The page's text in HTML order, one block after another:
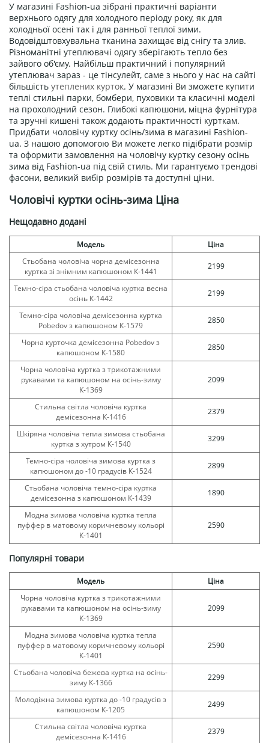
У магазині Fashion-ua зібрані практичні варіанти
верхнього одягу для холодного періоду року, як для
холодньої осені так і для ранньої теплої зими.
Водовідштовхувальна тканина захищає від снігу та злив.
Різноманітні утеплювачі одягу зберігають тепло без
зайвого об'єму. Найбільш практичний і популярний
утеплювач зараз - це тінсулейт, саме з нього у нас на сайті
більшість утеплених курток. У магазині Ви зможете купити
теплі стильні парки, бомбери, пуховики та класичні моделі
на прохолодний сезон. Глибокі капюшони, міцна фурнітура
та зручні кишені також додають практичності курткам.
Придбати чоловічу куртку осінь/зима в магазині Fashion-
ua. З нашою допомогою Ви можете легко підібрати розмір
та оформити замовлення на чоловічу куртку сезону осінь
зима від Fashion-ua під свій стиль. Ми гарантуємо трендові
фасони, великий вибір розмірів та доступні ціни.
Чоловічі куртки осінь-зима Ціна
Нещодавно додані
Модель
Ціна
Стьобана чоловіча чорна демісезонна
куртка зі знімним капюшоном К-1441
2199
Темно-сіра стьобана чоловіча куртка весна
осінь К-1442
2199
Темно-сіра чоловіча демісезонна куртка
Pobedov з капюшоном К-1579
2850
Чорна курточка демісезонна Pobedov з
капюшоном К-1580
2850
Чорна чоловіча куртка з трикотажними
рукавами та капюшоном на осінь-зиму
К-1369
2099
Стильна світла чоловіча куртка
демісезонна К-1416
2379
Шкіряна чоловіча тепла зимова стьобана
куртка з хутром К-1540
3299
Темно-сіра чоловіча зимова куртка з
капюшоном до -10 градусів К-1524
2899
Стьобана чоловіча темно-сіра куртка
демісезонна з капюшоном К-1439
1890
Модна зимова чоловіча куртка тепла
пуффер в матовому коричневому кольорі
К-1401
2590
Популярні товари
Модель
Ціна
Чорна чоловіча куртка з трикотажними
рукавами та капюшоном на осінь-зиму
К-1369
2099
Модна зимова чоловіча куртка тепла
пуффер в матовому коричневому кольорі
К-1401
2590
Стьобана чоловіча бежева куртка на осінь-
зиму К-1366
2299
Молодіжна зимова куртка до -10 градусів з
капюшоном К-1205
2499
Стильна світла чоловіча куртка
демісезонна К-1416
2379